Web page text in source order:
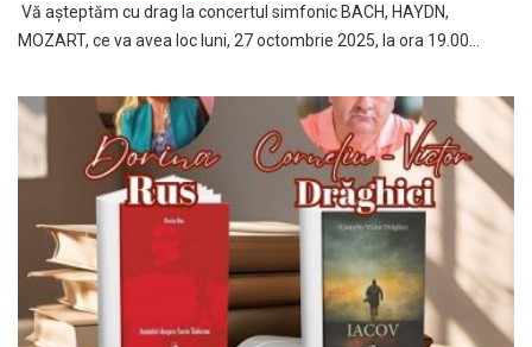
Vă așteptăm cu drag la concertul simfonic BACH, HAYDN,
MOZART, ce va avea loc luni, 27 octombrie 2025, la ora 19.00…